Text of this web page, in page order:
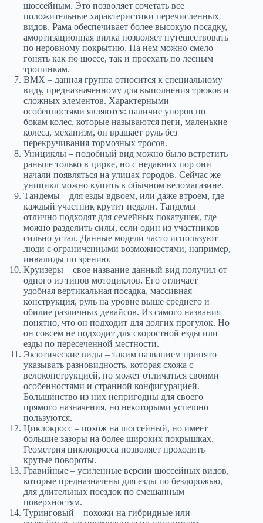
шоссейным. Это позволяет сочетать все
положительные характеристики перечисленных
видов. Рама обеспечивает более высокую посадку,
амортизационная вилка позволяет путешествовать
по неровному покрытию. На нем можно смело
гонять как по шоссе, так и проехать по лесным
тропинкам.
ВМХ – данная группа относится к специальному
виду, предназначенному для выполнения трюков и
сложных элементов. Характерными
особенностями являются: наличие упоров по
бокам колес, которые называются пеги, маленькие
колеса, механизм, он вращает руль без
перекручивания тормозных тросов.
Унициклы – подобный вид можно было встретить
раньше только в цирке, но с недавних пор они
начали появляться на улицах городов. Сейчас же
уницикл можно купить в обычном веломагазине.
Тандемы – для езды вдвоем, или даже втроем, где
каждый участник крутит педали. Тандемы
отлично подходят для семейных покатушек, где
можно разделить силы, если один из участников
сильно устал. Данные модели часто используют
люди с ограниченными возможностями, например,
инвалиды по зрению.
Круизеры – свое название данный вид получил от
одного из типов мотоциклов. Его отличает
удобная вертикальная посадка, массивная
конструкция, руль на уровне выше среднего и
обилие различных девайсов. Из самого названия
понятно, что он подходит для долгих прогулок. Но
он совсем не подходит для скоростной езды или
езды по пересеченной местности.
Экзотические виды – таким названием принято
указывать разновидность, которая схожа с
велоконструкцией, но может отличаться своими
особенностями и странной конфигурацией.
Большинство из них непригодны для своего
прямого назначения, но некоторыми успешно
пользуются.
Циклокросс – похож на шоссейный, но имеет
большие зазоры на более широких покрышках.
Геометрия циклокросса позволяет проходить
крутые повороты.
Гравийные – усиленные версии шоссейных видов,
которые предназначены для езды по бездорожью,
для длительных поездок по смешанным
поверхностям.
Туринговый – похожи на гибридные или